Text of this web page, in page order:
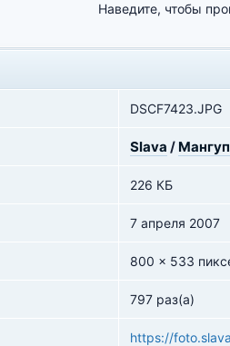
Наведите, чтобы
DSCF7423.JPG
Slava /
226 КБ
7 апреля 2007
800 x 533
797 раз(а)
https://